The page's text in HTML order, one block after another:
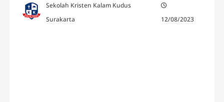
Sekolah Kristen Kalam Kudus
Surakarta
12/08/2023